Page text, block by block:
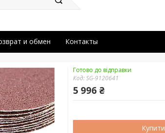
и обмен Контакты
Готово до відправки
Код:SG-9120641
5 996 ₴
Купити